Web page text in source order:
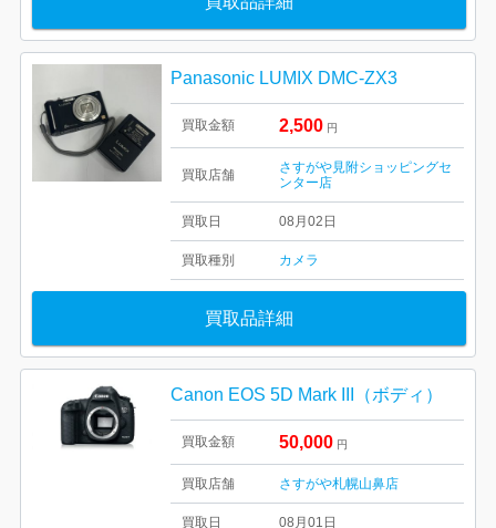
Panasonic LUMIX DMC-ZX3
買取金額 2,500 円
買取店舗
さすがや見附ショッピングセ
ンター店
買取日 08月02日
買取種別 カメラ
買取品詳細
Canon EOS 5D Mark III（ボディ）
買取金額 50,000 円
買取店舗 さすがや札幌山鼻店
買取日 08月01日